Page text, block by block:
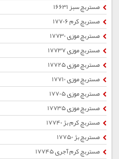
مستربچ سبز 16631
مستربچ کرم 17706
مستربچ موزی 17730
مستربچ موزی 17737
مستربچ موزی 17725
مستربچ موزی 17710
مستربچ موزی 17705
مستربچ موزی 17735
مستربچ کرم بژ 17740
مستربچ بژ 17750
مستربچ کرم آجری 17745